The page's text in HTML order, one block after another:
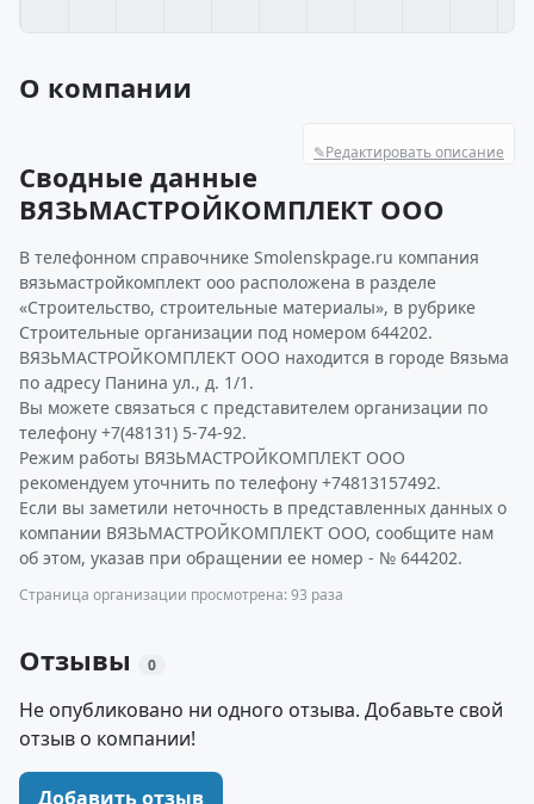
О компании
✎Редактировать описание
Сводные данные
ВЯЗЬМАСТРОЙКОМПЛЕКТ ООО
В телефонном справочнике Smolenskpage.ru компания
вязьмастройкомплект ооо расположена в разделе
«Строительство, строительные материалы», в рубрике
Строительные организации под номером 644202.
ВЯЗЬМАСТРОЙКОМПЛЕКТ ООО находится в городе Вязьма
по адресу Панина ул., д. 1/1.
Вы можете связаться с представителем организации по
телефону +7(48131) 5-74-92.
Режим работы ВЯЗЬМАСТРОЙКОМПЛЕКТ ООО
рекомендуем уточнить по телефону +74813157492.
Если вы заметили неточность в представленных данных о
компании ВЯЗЬМАСТРОЙКОМПЛЕКТ ООО, сообщите нам
об этом, указав при обращении ее номер - № 644202.
Страница организации просмотрена: 93 раза
Отзывы 0
Не опубликовано ни одного отзыва. Добавьте свой
отзыв о компании!
Добавить отзыв